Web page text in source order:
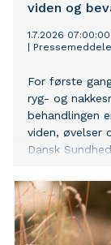
viden og
1.7.2026 07:00:00
For første
ryg- og
behandlingen
viden, øvelser
Dansk